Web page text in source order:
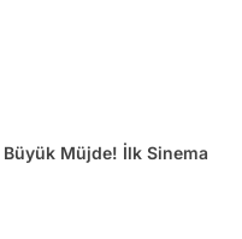
Müjde! İlk Sinema